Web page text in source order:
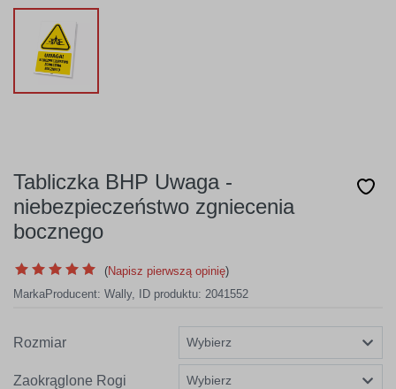
Tabliczka BHP Uwaga -
niebezpieczeństwo zgniecenia
bocznego
(Napisz pierwszą opinię)
MarkaProducent: Wally, ID produktu: 2041552
Rozmiar
Zaokrąglone Rogi